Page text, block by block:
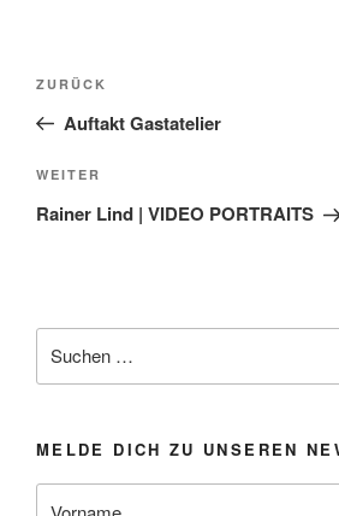
Beitragsnavigation
Vorheriger
Beitrag
ZURÜCK
Auftakt Gastatelier
Nächster
Beitrag
WEITER
Rainer Lind | VIDEO PORTRAITS
nach:
MELDE DICH ZU UNSEREN